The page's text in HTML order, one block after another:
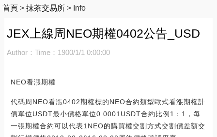
首頁 > 抹茶交易所 > Info
JEX上線周NEO期權0402公告_USD
Author： Time：1900/1/1 0:00:00
NEO看漲期權
代碼周NEO看漲0402期權標的NEO合約類型歐式看漲期權計
價單位USDT最小價格單位0.0001USDT合約比例1：1，每
一張期權合約可以代表1NEO的購買權交割方式交割價差額交